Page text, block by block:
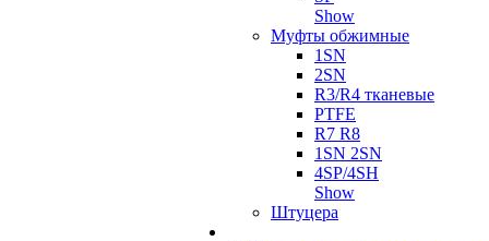
Show
Муфты обжимные
1SN
2SN
R3/R4 тканевые
PTFE
R7 R8
1SN 2SN
4SP/4SH
Show
Штуцера